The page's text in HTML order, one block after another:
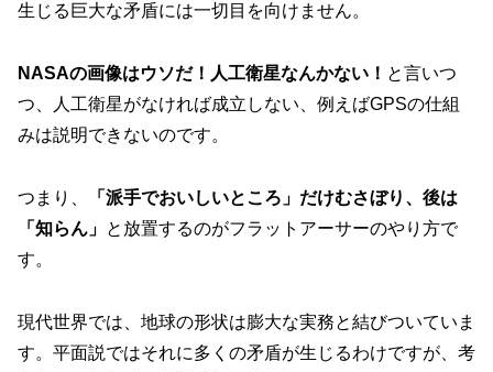
生じる巨大な矛盾には一切目を向けません。
NASAの画像はウソだ！人工衛星なんかない！ と言いつ
つ、人工衛星がなければ成立しない、例えばGPSの仕組
みは説明できないのです。
つまり、
「派手でおいしいところ」だけむさぼり、後は
「知らん」 と放置するのがフラットアーサーのやり方で
す。
現代世界では、地球の形状は膨大な実務と結びついていま
す。平面説ではそれに多くの矛盾が生じるわけですが、考